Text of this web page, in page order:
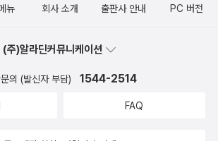
뉴 회사 소개 출판사 안내 PC 버전
(주)알라딘커뮤니케이션
의 (발신자 부담) 1544-2514
FAQ